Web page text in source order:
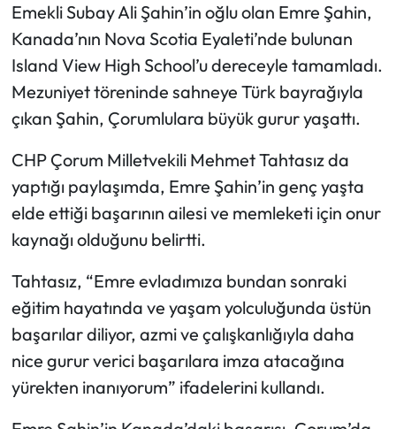
Emekli Subay Ali Şahin’in oğlu olan Emre Şahin,
Kanada’nın Nova Scotia Eyaleti’nde bulunan
Island View High School’u dereceyle tamamladı.
Mezuniyet töreninde sahneye Türk bayrağıyla
çıkan Şahin, Çorumlulara büyük gurur yaşattı.
CHP Çorum Milletvekili Mehmet Tahtasız da
yaptığı paylaşımda, Emre Şahin’in genç yaşta
elde ettiği başarının ailesi ve memleketi için onur
kaynağı olduğunu belirtti.
Tahtasız, “Emre evladımıza bundan sonraki
eğitim hayatında ve yaşam yolculuğunda üstün
başarılar diliyor, azmi ve çalışkanlığıyla daha
nice gurur verici başarılara imza atacağına
yürekten inanıyorum” ifadelerini kullandı.
Mecitözü Haberleri
Oğuzlar Haberleri
Ortaköy Haberleri
Osmancık Haberleri
Otomotiv
Resmi İlan
Resmi Reklam
Sağlık